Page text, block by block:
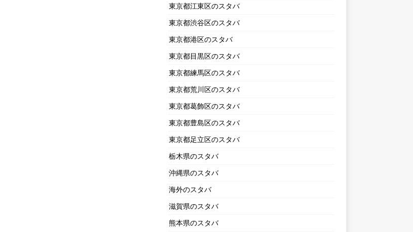
東京都江東区のスタバ
東京都渋谷区のスタバ
東京都港区のスタバ
東京都目黒区のスタバ
東京都練馬区のスタバ
東京都荒川区のスタバ
東京都葛飾区のスタバ
東京都豊島区のスタバ
東京都足立区のスタバ
栃木県のスタバ
沖縄県のスタバ
海外のスタバ
滋賀県のスタバ
熊本県のスタバ